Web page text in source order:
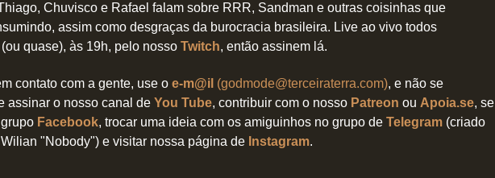
Chuvisco e Rafael falam sobre RRR, Sandman e outras coisinhas que
assim como desgraças da burocracia brasileira. Live ao vivo todos
quase), às 19h, pelo nosso Twitch, então assinem lá.
contato com a gente, use o e-m@il (godmode@terceiraterra.com), e não se
assinar o nosso canal de You Tube, contribuir com o nosso Patreon ou Apoia.se, se
Facebook, trocar uma ideia com os amiguinhos no grupo de Telegram (criado
"Nobody") e visitar nossa página de Instagram.